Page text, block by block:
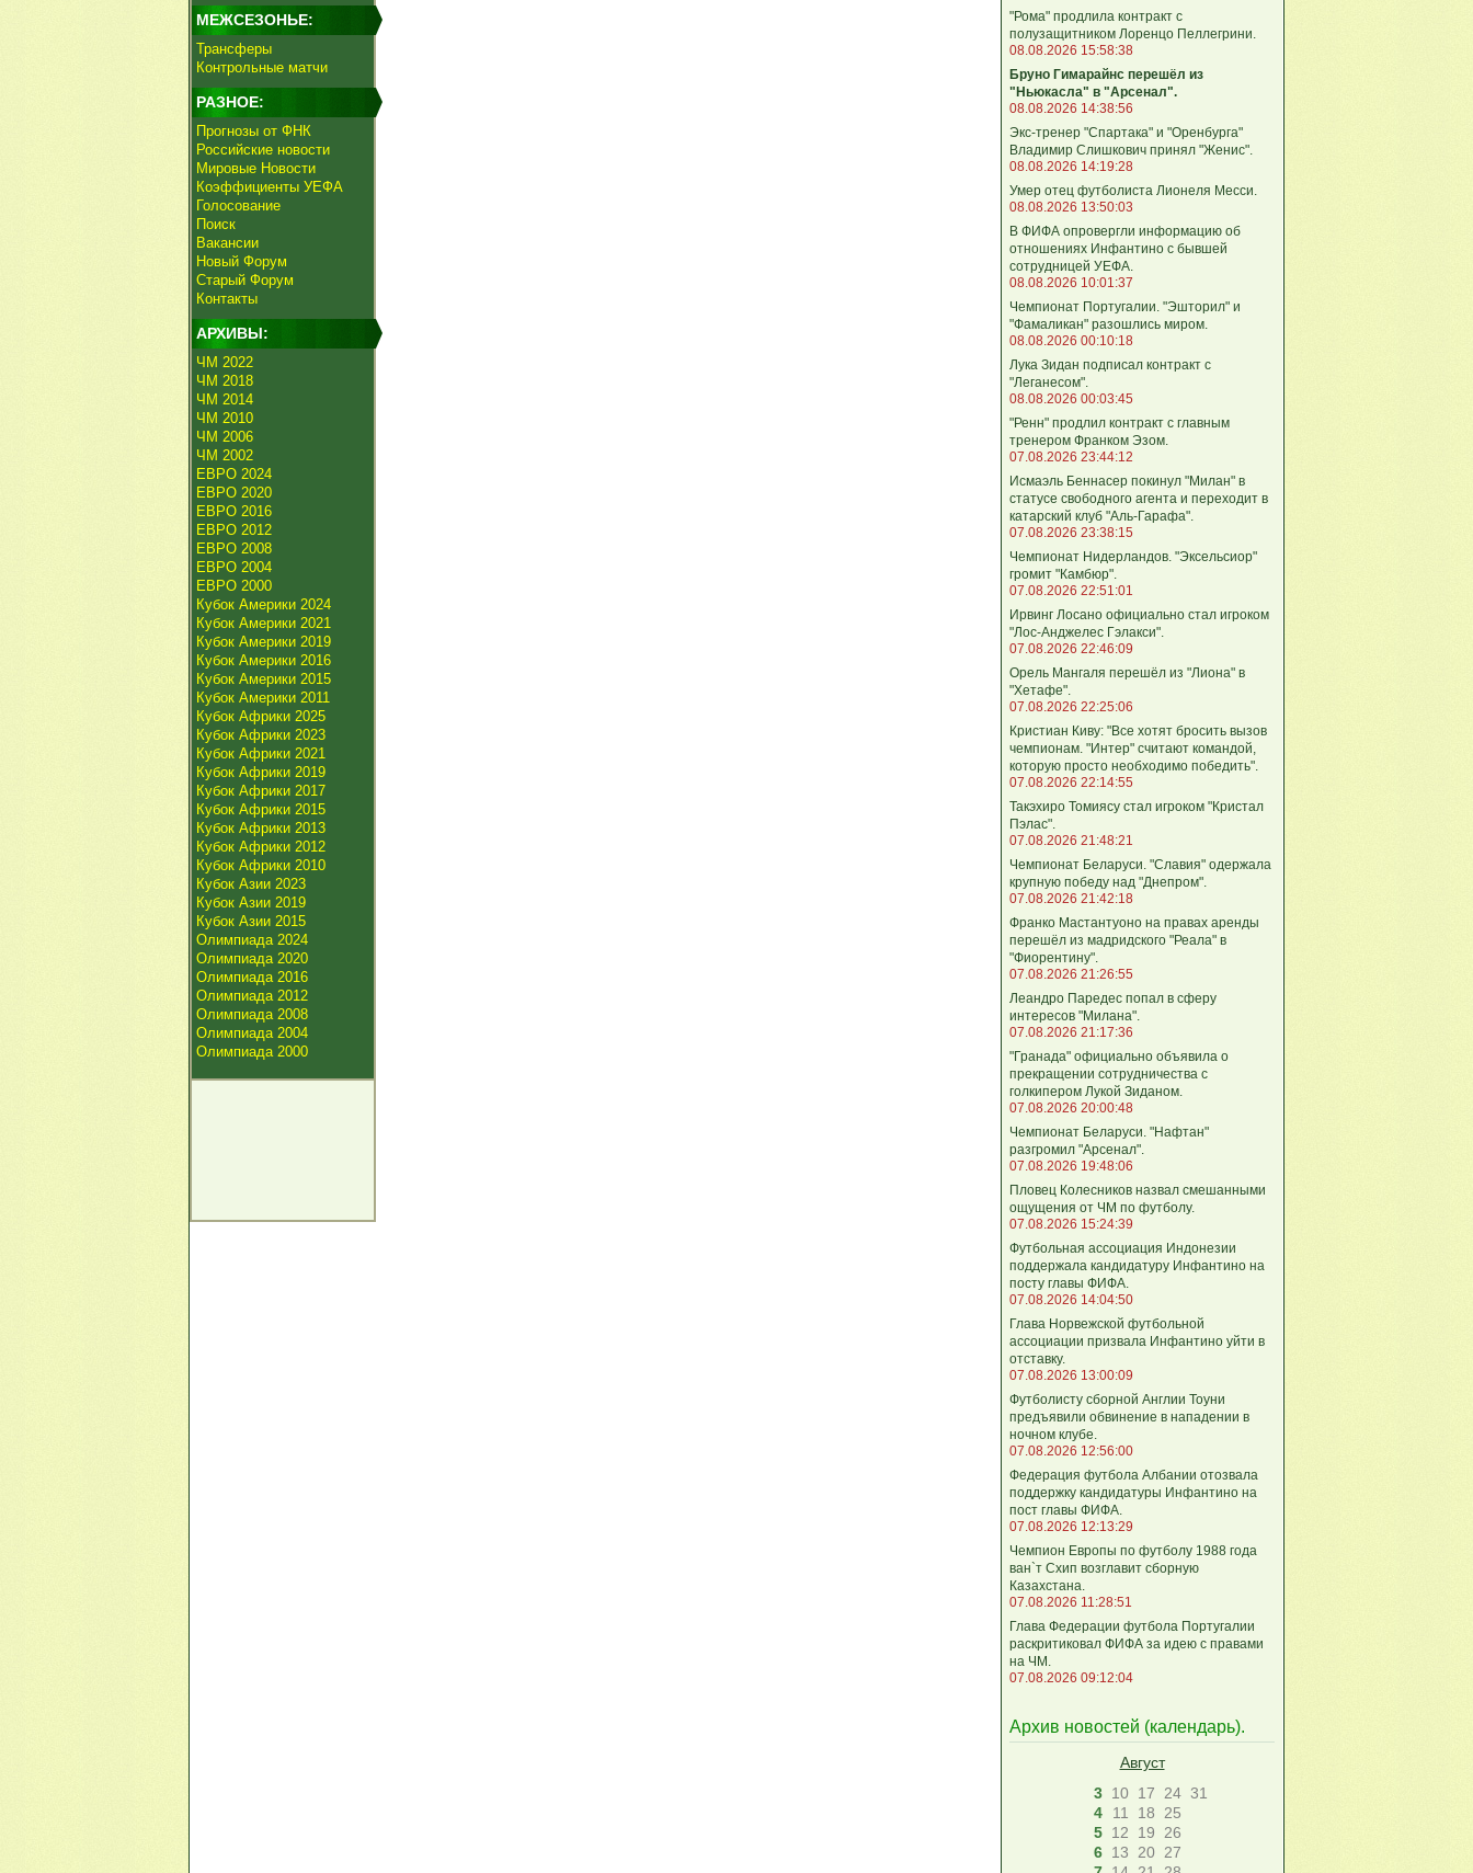
МЕЖСЕЗОНЬЕ:
Трансферы
Контрольные матчи
РАЗНОЕ:
Прогнозы от ФНК
Российские новости
Мировые Новости
Коэффициенты УЕФА
Голосование
Поиск
Вакансии
Новый Форум
Старый Форум
Контакты
АРХИВЫ:
ЧМ 2022
ЧМ 2018
ЧМ 2014
ЧМ 2010
ЧМ 2006
ЧМ 2002
ЕВРО 2024
ЕВРО 2020
ЕВРО 2016
ЕВРО 2012
ЕВРО 2008
ЕВРО 2004
ЕВРО 2000
Кубок Америки 2024
Кубок Америки 2021
Кубок Америки 2019
Кубок Америки 2016
Кубок Америки 2015
Кубок Америки 2011
Кубок Африки 2025
Кубок Африки 2023
Кубок Африки 2021
Кубок Африки 2019
Кубок Африки 2017
Кубок Африки 2015
Кубок Африки 2013
Кубок Африки 2012
Кубок Африки 2010
Кубок Азии 2023
Кубок Азии 2019
Кубок Азии 2015
Олимпиада 2024
Олимпиада 2020
Олимпиада 2016
Олимпиада 2012
Олимпиада 2008
Олимпиада 2004
Олимпиада 2000
"Рома" продлила контракт с
полузащитником Лоренцо Пеллегрини.
08.08.2026 15:58:38
Бруно Гимарайнс перешёл из
"Ньюкасла" в "Арсенал".
08.08.2026 14:38:56
Экс-тренер "Спартака" и "Оренбурга"
Владимир Слишкович принял "Женис".
08.08.2026 14:19:28
Умер отец футболиста Лионеля Месси.
08.08.2026 13:50:03
В ФИФА опровергли информацию об
отношениях Инфантино с бывшей
сотрудницей УЕФА.
08.08.2026 10:01:37
Чемпионат Португалии. "Эшторил" и
"Фамаликан" разошлись миром.
08.08.2026 00:10:18
Лука Зидан подписал контракт с
"Леганесом".
08.08.2026 00:03:45
"Ренн" продлил контракт с главным
тренером Франком Эзом.
07.08.2026 23:44:12
Исмаэль Беннасер покинул "Милан" в
статусе свободного агента и переходит в
катарский клуб "Аль-Гарафа".
07.08.2026 23:38:15
Чемпионат Нидерландов. "Эксельсиор"
громит "Камбюр".
07.08.2026 22:51:01
Ирвинг Лосано официально стал игроком
"Лос-Анджелес Гэлакси".
07.08.2026 22:46:09
Орель Мангаля перешёл из "Лиона" в
"Хетафе".
07.08.2026 22:25:06
Кристиан Киву: "Все хотят бросить вызов
чемпионам. "Интер" считают командой,
которую просто необходимо победить".
07.08.2026 22:14:55
Такэхиро Томиясу стал игроком "Кристал
Пэлас".
07.08.2026 21:48:21
Чемпионат Беларуси. "Славия" одержала
крупную победу над "Днепром".
07.08.2026 21:42:18
Франко Мастантуоно на правах аренды
перешёл из мадридского "Реала" в
"Фиорентину".
07.08.2026 21:26:55
Леандро Паредес попал в сферу
интересов "Милана".
07.08.2026 21:17:36
"Гранада" официально объявила о
прекращении сотрудничества с
голкипером Лукой Зиданом.
07.08.2026 20:00:48
Чемпионат Беларуси. "Нафтан"
разгромил "Арсенал".
07.08.2026 19:48:06
Пловец Колесников назвал смешанными
ощущения от ЧМ по футболу.
07.08.2026 15:24:39
Футбольная ассоциация Индонезии
поддержала кандидатуру Инфантино на
посту главы ФИФА.
07.08.2026 14:04:50
Глава Норвежской футбольной
ассоциации призвала Инфантино уйти в
отставку.
07.08.2026 13:00:09
Футболисту сборной Англии Тоуни
предъявили обвинение в нападении в
ночном клубе.
07.08.2026 12:56:00
Федерация футбола Албании отозвала
поддержку кандидатуры Инфантино на
пост главы ФИФА.
07.08.2026 12:13:29
Чемпион Европы по футболу 1988 года
ван`т Схип возглавит сборную
Казахстана.
07.08.2026 11:28:51
Глава Федерации футбола Португалии
раскритиковал ФИФА за идею с правами
на ЧМ.
07.08.2026 09:12:04
Архив новостей (календарь).
Август
3 10 17 24 31
4
11 18
25
5 12 19
26
6 13 20 27